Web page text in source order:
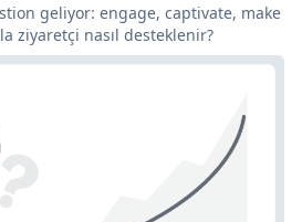
geliyor: engage, captivate, make
ziyaretçi nasıl desteklenir?